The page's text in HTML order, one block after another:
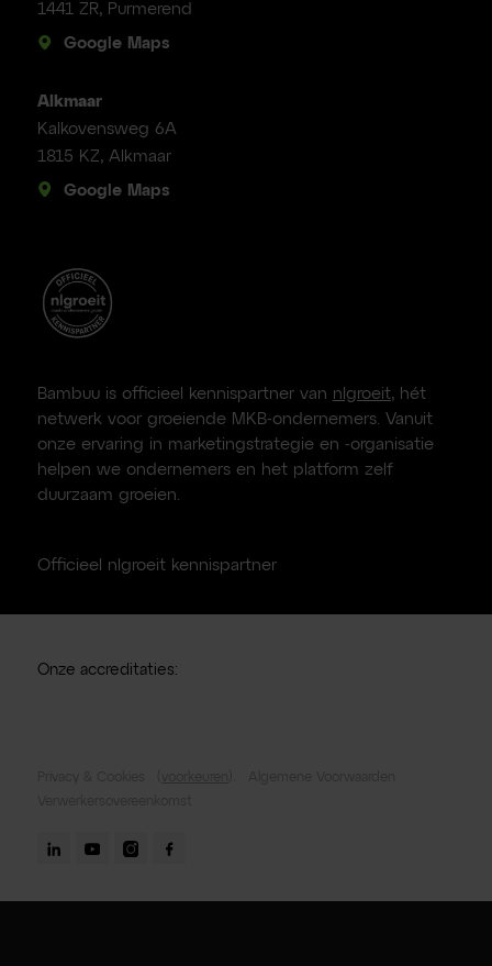
1441 ZR, Purmerend
Google Maps
Alkmaar
Kalkovensweg 6A
1815 KZ, Alkmaar
Google Maps
Bambuu is officieel kennispartner van nlgroeit, hét
netwerk voor groeiende MKB-ondernemers. Vanuit
onze ervaring in marketingstrategie en -organisatie
helpen we ondernemers en het platform zelf
duurzaam groeien.
Officieel nlgroeit kennispartner
Onze accreditaties: